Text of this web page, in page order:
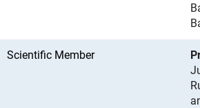
Scientific Member